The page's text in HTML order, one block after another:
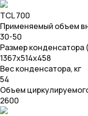
TCL 700
Применяемый объем
30-50
Размер
1367х514х458
Вес конденсатора, кг
54
Объем
2600